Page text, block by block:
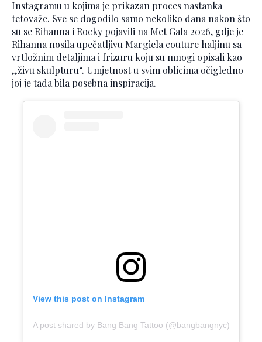
Instagramu u kojima je prikazan proces nastanka
tetovaže. Sve se dogodilo samo nekoliko dana nakon što
su se Rihanna i Rocky pojavili na Met Gala 2026, gdje je
Rihanna nosila upečatljivu Margiela couture haljinu sa
vrtložnim detaljima i frizuru koju su mnogi opisali kao
„živu skulpturu“. Umjetnost u svim oblicima očigledno
joj je tada bila posebna inspiracija.
View this post on Instagram
A post shared by Bang Bang Tattoo (@bangbangnyc)